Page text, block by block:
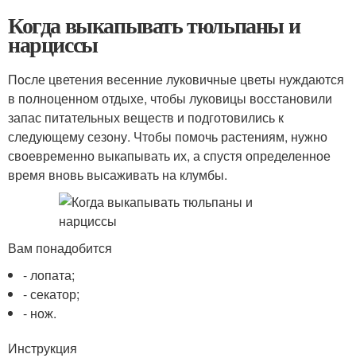
Когда выкапывать тюльпаны и
нарциссы
После цветения весенние луковичные цветы нуждаются
в полноценном отдыхе, чтобы луковицы восстановили
запас питательных веществ и подготовились к
следующему сезону. Чтобы помочь растениям, нужно
своевременно выкапывать их, а спустя определенное
время вновь высаживать на клумбы.
Вам понадобится
- лопата;
- секатор;
- нож.
Инструкция